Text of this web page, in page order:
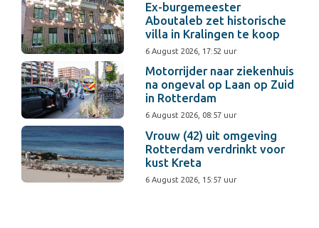
Ex-burgemeester
Aboutaleb zet historische
villa in Kralingen te koop
6 August 2026, 17:52 uur
Motorrijder naar ziekenhuis
na ongeval op Laan op Zuid
in Rotterdam
6 August 2026, 08:57 uur
Vrouw (42) uit omgeving
Rotterdam verdrinkt voor
kust Kreta
6 August 2026, 15:57 uur